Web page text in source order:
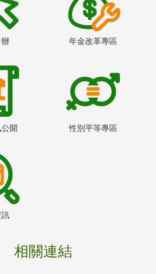
辦 年金改革專區
開 性別平等專區
訊
相關連結